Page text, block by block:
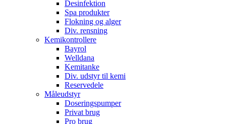
Desinfektion
Spa produkter
Flokning og alger
Div. rensning
Kemikontrollere
Bayrol
Welldana
Kemitanke
Div. udstyr til kemi
Reservedele
Måleudstyr
Doseringspumper
Privat brug
Pro brug